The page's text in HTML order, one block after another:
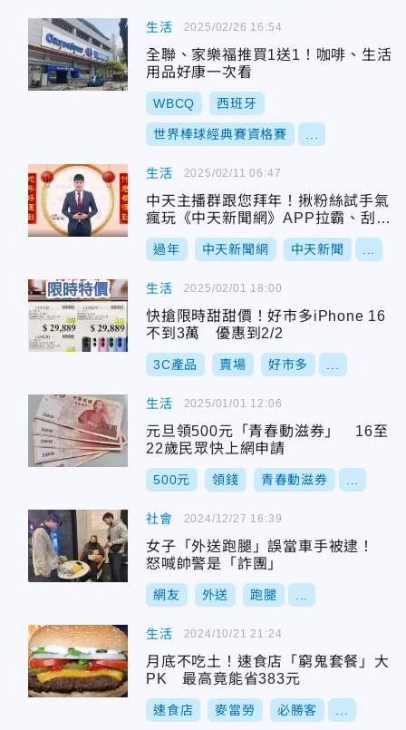
生活
全聯、家樂福推買1送1！咖啡、生活
用品好康一次看
WBCQ 西班牙
世界棒球經典賽資格賽
2025/02/26 16:54
生活
中天主播群跟您拜年！揪粉絲試手氣
瘋玩《中天新聞網》APP拉霸、刮刮
樂
過年 中天新聞網 中天新聞
2025/02/11 06:47
生活
快搶限時甜甜價！好市多iPhone 16
不到3萬 優惠到2/2
3C產品 賣場 好市多
2025/02/01 18:00
生活
元旦領500元「青春動滋券」 16至
22歲民眾快上網申請
500元 領錢 青春動滋券
2025/01/01 12:06
社會
女子「外送跑腿」誤當車手被逮！
怒喊帥警是「詐團」
網友 外送 跑腿
2024/12/27 16:39
生活
月底不吃土！速食店「窮鬼套餐」大
PK 最高竟能省383元
速食店 麥當勞 必勝客
2024/10/21 21:24